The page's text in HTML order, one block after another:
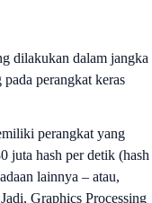
dilakukan dalam jangka
perangkat keras
perangkat yang
juta hash per detik (hash
lainnya – atau,
Graphics Processing